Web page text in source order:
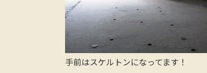
手前はスケルトンになってます！